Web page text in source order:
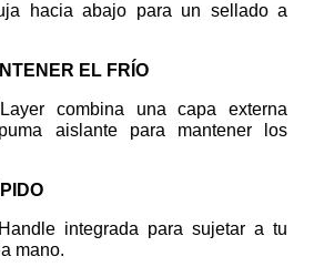
hacia abajo para un sellado a
EL FRÍO
combina una capa externa
aislante para mantener los
integrada para sujetar a tu
mano.